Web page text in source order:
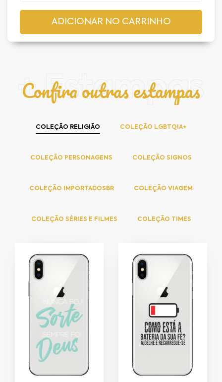
Confira outras estampas
+ Estampas
COLEÇÃO RELIGIÃO COLEÇÃO LGBTQIA+
COLEÇÃO PERSONAGENS COLEÇÃO SIGNOS
COLEÇÃO IMPORTADOSBR COLEÇÃO VIAGEM
COLEÇÃO SÉRIES E FILMES COLEÇÃO TIMES